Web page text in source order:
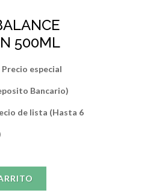
500ML
Precio especial
Bancario)
de lista (Hasta 6
AL CARRITO